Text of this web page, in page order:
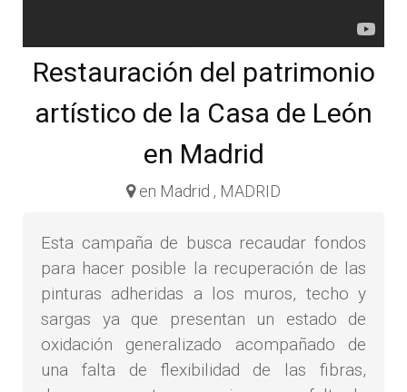
Restauración del patrimonio
artístico de la Casa de León
en Madrid
en Madrid , MADRID
Esta campaña de busca recaudar fondos
para hacer posible la recuperación de las
pinturas adheridas a los muros, techo y
sargas ya que presentan un estado de
oxidación generalizado acompañado de
una falta de flexibilidad de las fibras,